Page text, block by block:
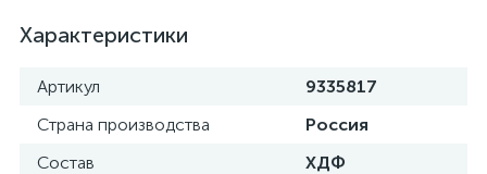
Характеристики
Артикул
9335817
Страна производства
Россия
Состав
ХДФ